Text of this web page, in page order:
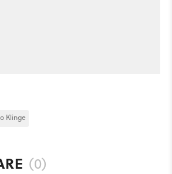
Klinge
(0)